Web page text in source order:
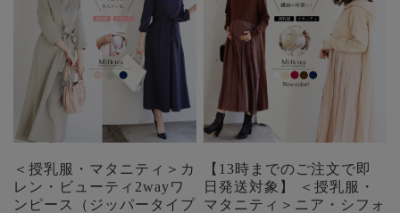
＜授乳服・マタニティ＞カ
レン・ビューティ2wayワ
ンピース（ジッパータイプ
【13時までのご注文で即
日発送対象】 ＜授乳服・
マタニティ＞ニア・シフォ